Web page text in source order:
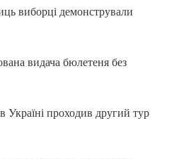
виборці демонстрували
видача бюлетеня без
Україні проходив другий тур